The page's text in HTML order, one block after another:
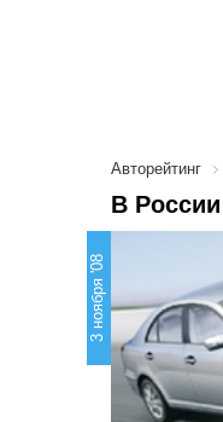
Авторейтинг
В
3 ноября '08